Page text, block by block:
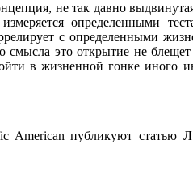
не так давно
определенными
с определенными
смысла это открытие не
в жизненной гонке иного
American публикуют